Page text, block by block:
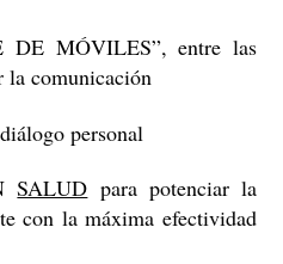
DE MÓVILES”, entre las
la comunicación
personal
SALUD para potenciar la
con la máxima efectividad